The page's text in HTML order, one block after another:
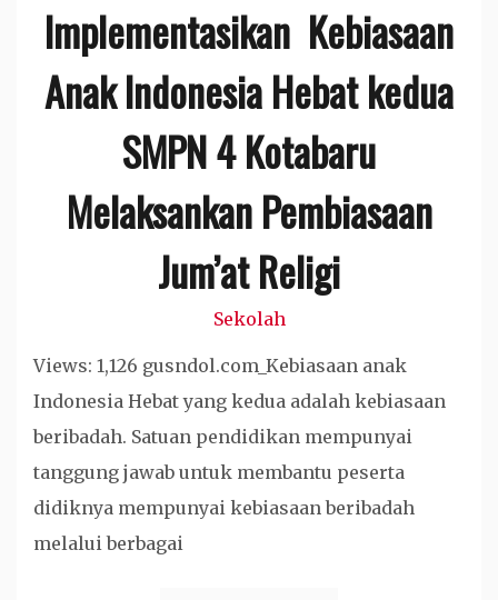
Implementasikan Kebiasaan
Anak Indonesia Hebat kedua
SMPN 4 Kotabaru
Melaksankan Pembiasaan
Jum’at Religi
Sekolah
Views: 1,126 gusndol.com_Kebiasaan anak
Indonesia Hebat yang kedua adalah kebiasaan
beribadah. Satuan pendidikan mempunyai
tanggung jawab untuk membantu peserta
didiknya mempunyai kebiasaan beribadah
melalui berbagai